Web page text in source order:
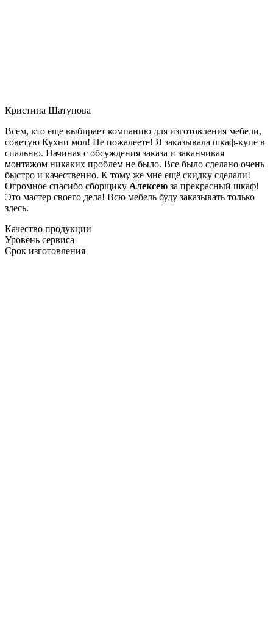
Кристина Шатунова
Всем, кто еще выбирает компанию для изготовления мебели,
советую Кухни мол! Не пожалеете! Я заказывала шкаф-купе в
спальню. Начиная с обсуждения заказа и заканчивая
монтажом никаких проблем не было. Все было сделано очень
быстро и качественно. К тому же мне ещё скидку сделали!
Огромное спасибо сборщику Алексею за прекрасный шкаф!
Это мастер своего дела! Всю мебель буду заказывать только
здесь.
Качество продукции
Уровень сервиса
Срок изготовления